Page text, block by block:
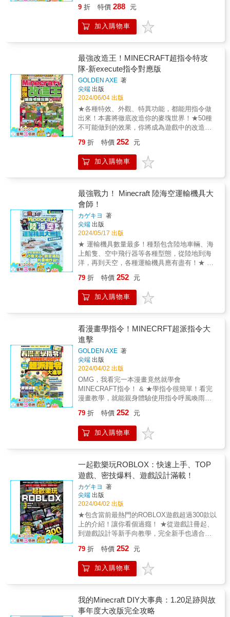
效的資源管理和精湛的操作是取得勝利的關
洞，避免背包空間被雜物填滿，只以高價礦物
為目標進行採礦。逐步把裝備升級到翡翠鎬和
中型桶後，挖礦的自由度將大大提升。使用炸
物。這樣能更高效地收集資源，加快升級速
度。 &
猾的障礙機關，讓你的遊戲變得更有挑戰性和
樂趣！你會學到如何使用 Roblox Studio，創建
你自己的障礙遊戲，設置各種讓人抓狂的陷阱
的步驟，輕鬆取出模組直接使用，就可以做出
超酷的遊戲！ ★寫給家長，本書能帶給讀者的
幫助 【提升創造力】：透過設計和構建各種障
礙機關，孩子們可以發揮無限創意，創造出獨
一無二的遊戲世界。例如，他們將學習如何決
定起點、建造跑酷場地，並加入許多外觀不同
的佈景角色。 【培養問題解決能力】：在遊戲
設計過程中，小朋友需要解決各種挑戰，這有
助於提升他們的問題解決能力，如修理橋梁和
窗戶，並添加和變更物件屬性。 【增強邏輯思
考，有助於訓練小朋友的邏輯思維能力，包括
添加大砲、設置會動的方塊和傷害方塊等。
【寓學於樂】：在有趣的遊戲設計過程中，小
趣，最終可以將遊戲發布出去與朋友分享。 這
本書的特色在於其簡單易懂的教學方式，所有
物件的程式都已內建完成，小朋友只需取出模
組並直接使用，無需複雜的程式設定。從基本
操作到創建完整的遊戲，書中提供了詳細的步
驟和指導，幫助小朋友輕鬆上手，享受遊戲設
計的樂趣。 本書特色 【超簡單的步驟】：從開
啟 Roblox Studio 到儲存遊戲，每一步都有詳
計】：加入傷害方塊、雷射、滑溜方塊、岩
漿、傳送方塊和墜落方塊，讓你的遊戲變得超
級有挑戰！ 【創意無限】：動手整理遊戲世
界、決定起點、建造跑酷場地，讓你的遊戲世
界更加豐富有趣！ &
9 折 特價 288 元
加入購物車
最強改造王！MINECRAFT超指令特攻
隊-新execute指令對應版
GOLDEN AXE 著
尖端 出版
2024/06/04 出版
★各種特效、外觀、特異功能，都能用指令做
出來！本書將徹底改造你的麥塊世界！★50種
不可能做到的效果，你將成為遊戲中的改造
最強改造王中，你將探索麥塊的無限可能性，
揭開指令的神秘面紗！透過指令的巧妙運用，
將原本不可能實現的效果、外觀和功能帶入你
感的冒險！本書賣點：【各種特效、外觀、特
異功能，都能用指令做出來！】透過本書，你
將學會如何運用指令來創造各種獨特的效果和
功能，徹底改造你的麥塊世界！【使用指令就
能如你所願任意玩出你想要的效果！】無論是
召喚狂暴火焰的攻擊魔法、使出吸血攻擊的血
之惡魔，還是鏈鋸惡魔大變身，本書都將教你
如何通過指令實現這些令人嘆為觀止的功能！
【玩邊學程式的基礎邏輯概念！】指令改造不
僅僅是遊戲，更是一個學習程式設計基礎邏輯
計的核心概念，讓你在遊戲中同時提升自己的
技能！【改造成功，會超有成就感！】每一次
成功的改造都將給予你巨大的成就感和滿足
改造可能性！【超好玩！自由地使用指令改造
你的麥塊世界！】本書將帶你進入一個無限的
創作空間，在這裡，你將成為自己遊戲世界的
主宰，盡情發揮你的想像力和創造力！【讓你
任意改造超好玩！學指令就是這麼簡單！】不
需要成為專業的程式設計師，只需要掌握本書
中的指令技巧，你就能輕鬆地改造出各種令人
驚嘆的效果和功能！這本Minecraft最強改造王
戲中無限的樂趣和挑戰！無論你是初學者還是
指南和良師益友！
79 折 特價 252 元
加入購物車
最強戰力！ Minecraft 陸海空運輸機具大
會師！
カゲキヨ 著
尖端 出版
2024/05/17 出版
★ 運輸機具數量最多！種類包含陸地車輛、海
上船隻、空中飛行器等各種型態，從陸地到海
洋，再到天空，各種運輸機具應有盡有！★ 每
生活相關常識，一本多得！★ 直覺式體驗材料
選擇、測量建築、空間規劃等建築設計的相關
技能！◎提供直覺式體驗材料選擇、測量建
測量長寬高比例、合理規劃空間布局而建造
的。這種設計方式使得運輸機具不僅外觀極為
相似真實世界的運輸工具，玩家在創作的過
程，將會逐步奠定3D空間的掌握能力。在遊戲
中完成這些運輸機具時，玩家同時也在體驗建
築設計的樂趣和技能。◎堆方塊玩法的助益本
書的運輸機具玩法是採用Minecraft內建的堆方
塊玩法完成的。Minecraft的堆方塊玩法是一種
創造性和建築性兼備的遊戲方式，對小朋友的
學習有著多方面的幫助：■ 空間認知：透過堆
如何在三維空間中進行建造和排列。■ 手眼協
調：操作遊戲控制器或滑鼠鍵盤，同時觀察屏
幕上的情況，需要良好的手眼協調能力。■ 創
己的創造力，設計和建造屬於自己的世界，從
而激發他們的想象力和創意。■ 問題解決能
力：建造過程中，小朋友可能會遇到各種問
題，例如方塊不夠、結構不穩等，這需要他們
動腦思考並找到解決辦法。■ 計劃與執行：在
建造複雜結構之前，需要先進行計劃，包括設
計、材料準備等，然後才能執行。這培養了小
朋友的計劃能力和執行能力。■ 數學概念：堆
數量、長度、面積、體積等數學概念，例如計
能：在多人遊戲模式下，小朋友可以與其他玩
家合作或競爭，這有助於他們學習合作、溝通
和團隊合作的能力。■ 時間管理：玩Minecraft
需要花費時間進行建造、探險等活動，小朋友
需要學會合理分配時間，避免過度沉迷。■耐心
與毅力：有時候建造一個複雜的結構需要花費
79 折 特價 252 元
加入購物車
看漫畫學指令！MINECRFT超派指令大
進擊
GOLDEN AXE 著
尖端 出版
2024/04/02 出版
OMG，我看完一本漫畫竟然就學會
MINECRAFT指令！ & ★學指令很簡單！看完
漫畫教學，就能親身體驗使用指令呼風喚雨的
塗鴉戰鬥遊戲！做好後分享給朋友，讓他羨慕
死你吧！ ★各種超派指令大集結！只有你想不
到怎麼改的東西，沒有你不能改的東西！ &
玩家是新手或是老手的指標之一。遇到單行指
令還好，一旦遇到是好幾行指令組合起來的情
況，可能多數人都會為之卻步。 & 但指令一旦
組合起來，威力之大，效果之強，又很想做做
看怎麼辦？ & 本書以最容易吸收的漫畫對談方
式，針對MINECRAFT的指令玩法，提供生動
有趣的教學， 從單行指令的輸入，到後面整串
指令的組合，都以最容易吸收的方式逐步引導
讀者學習。 即使你是新手，或過去對指令感覺
到很難而不想接觸的玩家，可以趁此機會，一
書的超派指令精華】 ☆安排對戰場地與細節設
定 ☆召喚出作為敵人的怪物 ☆準備遊戲通關的
應對功能 ☆添加開始前的處理功能 ☆讓敵方怪
加各種畫面特效和音效 ☆設計成有生命數限制
&
79 折 特價 252 元
加入購物車
一起歡樂玩ROBLOX：快速上手、TOP
遊戲、密技爆料、遊戲設計滿載！
カゲキヨ 著
尖端 出版
2024/04/02 出版
★包含當前最熱門的ROBLOX遊戲超過300款以
上的介紹！讓你看個過癮！ ★從遊戲註冊起、
到遊戲設計等新手向教學，完全新手也適合閱
學，使家長放心讓學童玩ROBLOX！ & 【全世
界的ROBLOX玩家都在玩這些遊戲！】 本書將
你玩過的和你沒玩過的超過300款以上的人氣
動作、射擊、競速、逃脫、模擬、運動等主流
類別，如果你想知道ROBLOX遊戲哪一款比較
79 折 特價 252 元
加入購物車
我的Minecraft DIY大事典：1.20足跡與故
事年度大改版完全攻略